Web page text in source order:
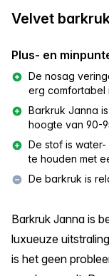
Velvet
Plus- en
De nosag
erg comfortabel
Barkruk Janna
hoogte van 90-
De stof is
te houden met
De barkruk is
Barkruk Janna is
luxueuze
is het geen